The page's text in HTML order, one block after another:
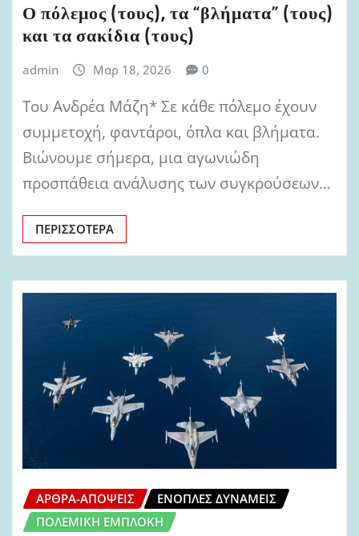
Ο πόλεμος (τους), τα “βλήματα” (τους)
και τα σακίδια (τους)
admin Μαρ 18, 2026 0
Του Ανδρέα Μάζη* Σε κάθε πόλεμο έχουν
συμμετοχή, φαντάροι, όπλα και βλήματα.
Βιώνουμε σήμερα, μια αγωνιώδη
προσπάθεια ανάλυσης των συγκρούσεων…
ΠΕΡΙΣΣΌΤΕΡΑ
ΆΡΘΡΑ-ΑΠΌΨΕΙΣ
ΈΝΟΠΛΕΣ ΔΥΝΆΜΕΙΣ
ΠΟΛΕΜΙΚΉ ΕΜΠΛΟΚΉ